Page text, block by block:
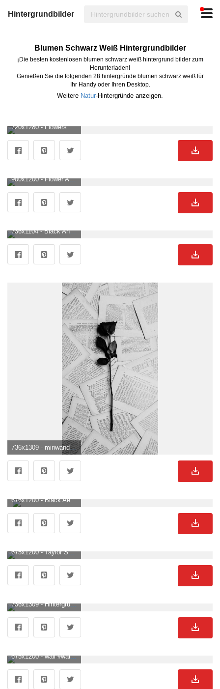
Hintergrundbilder
Blumen Schwarz Weiß Hintergrundbilder
¡Die besten kostenlosen blumen schwarz weiß hintergrund bilder zum
Herunterladen!
Genießen Sie die folgenden 28 hintergründe blumen schwarz weiß für
Ihr Handy oder Ihren Desktop.
Weitere Natur-Hintergründe anzeigen.
720x1280 - Flowers. Black wallpaper iphone dark, White iphone background, Black and white background. Blumen Schwarz Weiß Hintergrundbild.
900x1200 - Flower Aesthetic. Schwarz weiß, Schwarz weiss bilder, Hintergrundbilder. Blumen Schwarz Weiß Hintergrundbild für Handy.
736x1104 - Black And White Photography (Schwarz Weiß Fotografie) © Tim Münnig. Fotografie Blumen, Weiße Fotografie, Schwarzweiß Fotografie. Blumen Schwarz Weiß Hintergrund .
736x1309 - miriwanderlost. Blumen Schwarz Weiß Bild.
676x1200 - Black Aesthetic. Blumen Schwarz Weiß Hintergrundbild für Handy.
675x1200 - Taylor Smedsrud on iOS14. White wallpaper for iphone, Black aesthetic wallpaper, Black and white aesthetic. Blumen Schwarz Weiß Bild.
736x1309 - Hintergrund #tumblrwallpaper hipster #tumblr #wallpaper #iphone #hd #hintergrund #wallpaper #hintergrundbilder - #hd #Hi. Baskı, 3D boyama, Arkaplan tasarımları. Blumen Schwarz Weiß Hintergrundbild.
675x1200 - wall #wallpaper #love #heart #minimalist #aesthetic #rose. Pretty wallpaper tumblr, February wallpaper, Dark phone wallpaper. Blumen Schwarz Weiß Hintergrund für Mobilgerät.